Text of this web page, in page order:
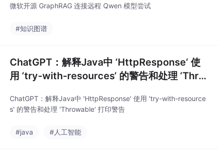
微软开源 GraphRAG 连接远程 Qwen 模型尝试
#知识图谱
ChatGPT：解释Java中 ‘HttpResponse‘ 使
用 ‘try-with-resources‘ 的警告和处理 ‘Thro
ChatGPT：解释Java中 'HttpResponse' 使用 'try-with-resource
s' 的警告和处理 'Throwable' 打印警告
#java #人工智能